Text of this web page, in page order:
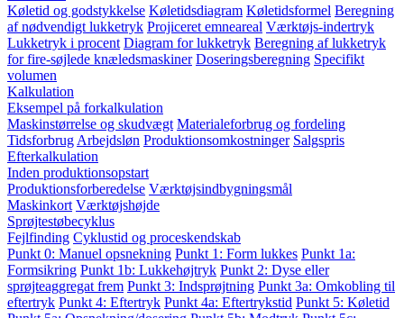
Køletid og godstykkelse Køletidsdiagram Køletidsformel Beregning
af nødvendigt lukketryk Projiceret emneareal Værktøjs-indertryk
Lukketryk i procent Diagram for lukketryk Beregning af lukketryk
for fire-søjlede knæledsmaskiner Doseringsberegning Specifikt
volumen
Kalkulation
Eksempel på forkalkulation
Maskinstørrelse og skudvægt Materialeforbrug og fordeling
Tidsforbrug Arbejdsløn Produktionsomkostninger Salgspris
Efterkalkulation
Inden produktionsopstart
Produktionsforberedelse Værktøjsindbygningsmål
Maskinkort Værktøjshøjde
Sprøjtestøbecyklus
Fejlfinding Cyklustid og proceskendskab
Punkt 0: Manuel opsnekning Punkt 1: Form lukkes Punkt 1a:
Formsikring Punkt 1b: Lukkehøjtryk Punkt 2: Dyse eller
sprøjteaggregat frem Punkt 3: Indsprøjtning Punkt 3a: Omkobling til
eftertryk Punkt 4: Eftertryk Punkt 4a: Eftertrykstid Punkt 5: Køletid